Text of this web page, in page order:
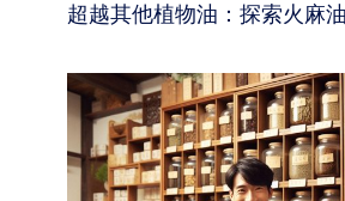
超越其他植物油：探索火麻